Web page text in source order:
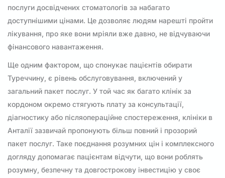
послуги досвідчених стоматологів за набагато
доступнішими цінами. Це дозволяє людям нарешті пройти
лікування, про яке вони мріяли вже давно, не відчуваючи
фінансового навантаження.
Ще одним фактором, що спонукає пацієнтів обирати
Туреччину, є рівень обслуговування, включений у
загальний пакет послуг. У той час як багато клінік за
кордоном окремо стягують плату за консультації,
діагностику або післяопераційне спостереження, клініки в
Анталії зазвичай пропонують більш повний і прозорий
пакет послуг. Таке поєднання розумних цін і комплексного
догляду допомагає пацієнтам відчути, що вони роблять
розумну, безпечну та довгострокову інвестицію у своє